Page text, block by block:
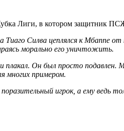
Лиги, в котором защитник
Силва цеплялся к Мбаппе
морально его уничтожить.
плакал. Он был просто
многих примером.
игрок, а ему ведь